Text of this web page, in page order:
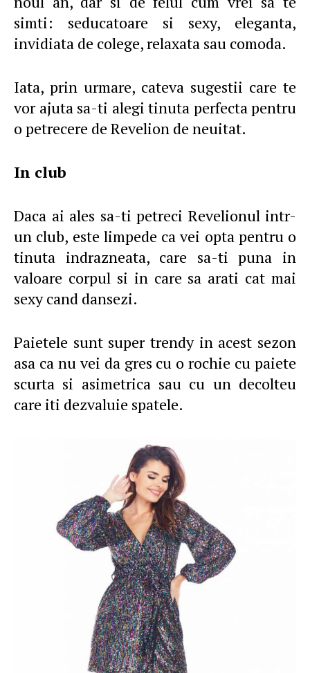
simti: seducatoare si sexy, eleganta,
invidiata de colege, relaxata sau comoda.
Iata, prin urmare, cateva sugestii care te
vor ajuta sa-ti alegi tinuta perfecta pentru
o petrecere de Revelion de neuitat.
In club
Daca ai ales sa-ti petreci Revelionul intr-
un club, este limpede ca vei opta pentru o
tinuta indrazneata, care sa-ti puna in
valoare corpul si in care sa arati cat mai
sexy cand dansezi.
Paietele sunt super trendy in acest sezon
asa ca nu vei da gres cu o rochie cu paiete
scurta si asimetrica sau cu un decolteu
care iti dezvaluie spatele.